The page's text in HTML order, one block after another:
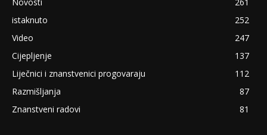
istaknuto
252
Video
247
Cijepljenje
137
Liječnici i znanstvenici progovaraju
112
Razmišljanja
87
Znanstveni radovi
81